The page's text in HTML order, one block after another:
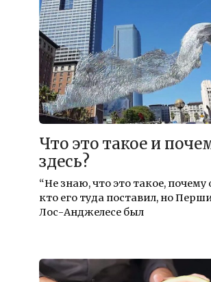
Что это такое и
здесь?
“Не знаю, что это такое, почему
кто его туда поставил, но
Лос-Анджелесе был